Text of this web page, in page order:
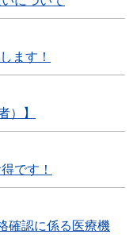
ます！
）】
です！
確認に係る医療機